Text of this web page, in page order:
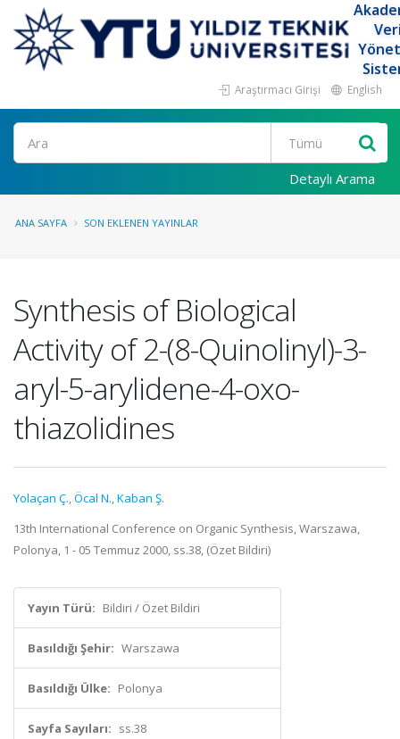
Araştırmacı Girişi English
Ara
Detaylı Arama
ANA SAYFA SON EKLENEN YAYINLAR
Synthesis of Biological
Activity of 2-(8-Quinolinyl)-3-
aryl-5-arylidene-4-oxo-
thiazolidines
Yolaçan Ç.,Öcal N.,Kaban Ş.
13th International Conference on Organic Synthesis, Warszawa,
Polonya, 1 - 05 Temmuz 2000, ss.38, (Özet Bildiri)
Yayın Türü: Bildiri / Özet Bildiri
Basıldığı Şehir: Warszawa
Basıldığı Ülke: Polonya
Sayfa Sayıları: ss.38